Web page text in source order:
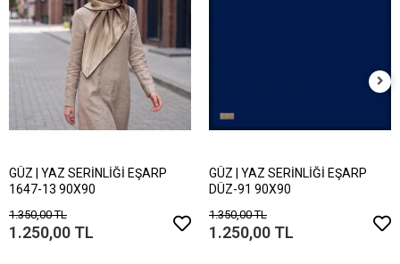
GÜZ | YAZ SERİNLİĞİ EŞARP
1647-13 90X90
1.350,00 TL
1.250,00 TL
GÜZ | YAZ SERİNLİĞİ EŞARP
DÜZ-91 90X90
1.350,00 TL
1.250,00 TL